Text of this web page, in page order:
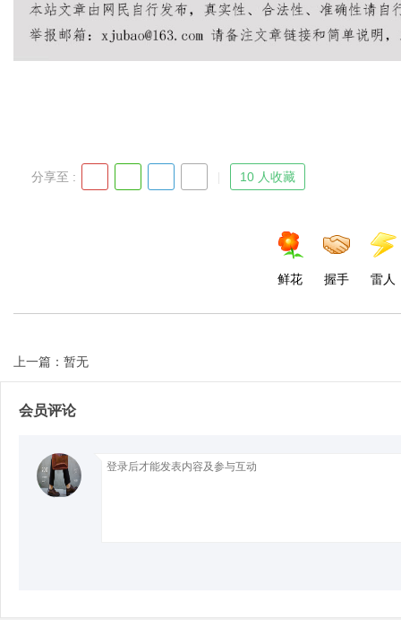
分享至 : 10 人收藏
鲜花 握手 雷人
上一篇：暂无
会员评论